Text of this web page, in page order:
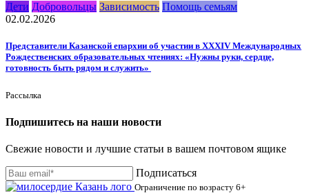
Дети Добровольцы Зависимость Помощь семьям
02.02.2026
Представители Казанской епархии об участии в XXXIV Международных
Рождественских образовательных чтениях: «Нужны руки, сердце,
готовность быть рядом и служить»
Рассылка
Подпишитесь на наши новости
Свежие новости и лучшие статьи в вашем почтовом ящике
Подписаться
Ограничение по возрасту 6+